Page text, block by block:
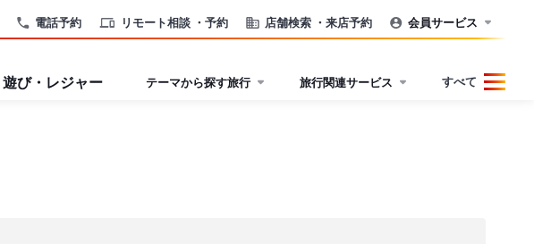
電話予約 リモート相談 ・予約 店舗検索 ・来店予約 会員サービス
遊び・レジャー テーマから探す旅行 旅行関連サービス すべて